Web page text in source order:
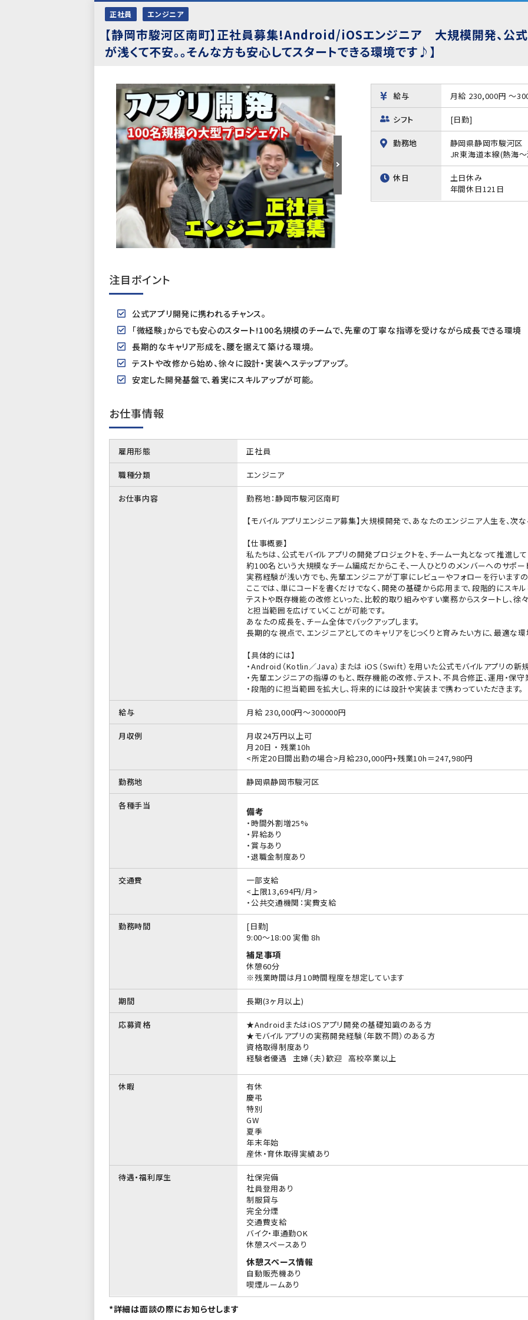
正社員 エンジニア
【静岡市駿河区南町】正社員募集!Android/iOSエンジニア 大規模開発、公式
が浅くて不安。。そんな方も安心してスタートできる環境です♪】
給与 月給 230,000円 ～
シフト [日勤]
勤務地
静岡県静岡市駿河区
JR東海道本線(熱海
休日
土日休み
年間休日121日
注目ポイント
公式アプリ開発に携われるチャンス。
「微経験」からでも安心のスタート!100名規模のチームで、先輩の丁寧な指導を受けながら成長できる環境
長期的なキャリア形成を、腰を据えて築ける環境。
テストや改修から始め、徐々に設計・実装へステップアップ。
安定した開発基盤で、着実にスキルアップが可能。
お仕事情報
雇用形態 正社員
職種分類 エンジニア
お仕事内容
勤務地：静岡市駿河区南町
【モバイルアプリエンジニア募集】大規模開発で、あなたのエンジニア人生を、次な
【仕事概要】
私たちは、公式モバイルアプリの開発プロジェクトを、チーム一丸となって推進して
約100名という大規模なチーム編成だからこそ、一人ひとりのメンバーへのサポー
実務経験が浅い方でも、先輩エンジニアが丁寧にレビューやフォローを行いますの
ここでは、単にコードを書くだけでなく、開発の基礎から応用まで、段階的にスキル
テストや既存機能の改修といった、比較的取り組みやすい業務からスタートし、徐
と担当範囲を広げていくことが可能です。
あなたの成長を、チーム全体でバックアップします。
長期的な視点で、エンジニアとしてのキャリアをじっくりと育みたい方に、最適な環
【具体的には】
・Android（Kotlin／Java）または iOS（Swift）を用いた公式モバイルアプリの新
・先輩エンジニアの指導のもと、既存機能の改修、テスト、不具合修正、運用・保守
・段階的に担当範囲を拡大し、将来的には設計や実装まで携わっていただきます。
給与 月給 230,000円～300000円
月収例
月収24万円以上可
月20日 ・ 残業10h
<所定20日間出勤の場合>月給230,000円+残業10h＝247,980円
勤務地 静岡県静岡市駿河区
各種手当
備考
・時間外割増25%
・昇給あり
・賞与あり
・退職金制度あり
交通費
一部支給
<上限13,694円/月>
・公共交通機関：実費支給
勤務時間
[日勤]
9:00〜18:00 実働 8h
補足事項
休憩60分
※残業時間は月10時間程度を想定しています
期間 長期(3ヶ月以上)
応募資格
★AndroidまたはiOSアプリ開発の基礎知識のある方
★モバイルアプリの実務開発経験（年数不問）のある方
資格取得制度あり
経験者優遇
主婦（夫）歓迎 高校卒業以上
休暇
有休
慶弔
特別
GW
夏季
年末年始
産休・育休取得実績あり
待遇・福利厚生
社保完備
社員登用あり
制服貸与
完全分煙
交通費支給
バイク・車通勤OK
休憩スペースあり
休憩スペース情報
自動販売機あり
喫煙ルームあり
*詳細は面談の際にお知らせします